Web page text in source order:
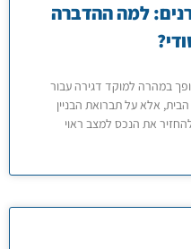
למה ההדברה
במהרה למוקד דגירה עבור
אלא על תברואת הבניין
את הנכס למצב ראוי